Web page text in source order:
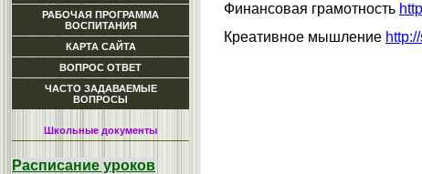
РАБОЧАЯ ПРОГРАММА
ВОСПИТАНИЯ
КАРТА САЙТА
ВОПРОС ОТВЕТ
ЧАСТО ЗАДАВАЕМЫЕ
ВОПРОСЫ
Школьные документы
Расписание уроков
Финансовая грамотность
Креативное мышление